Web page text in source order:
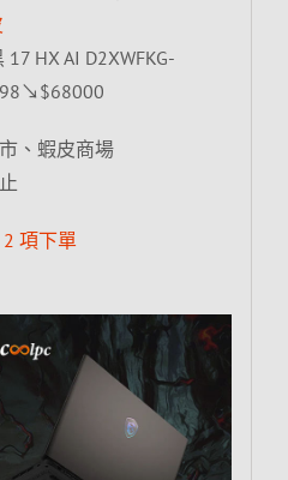
HX AI D2XWFKG-
、蝦皮商場
項下單